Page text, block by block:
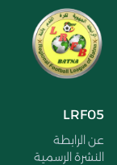
LRF05
عن الرابطة
النشرة الرسمية